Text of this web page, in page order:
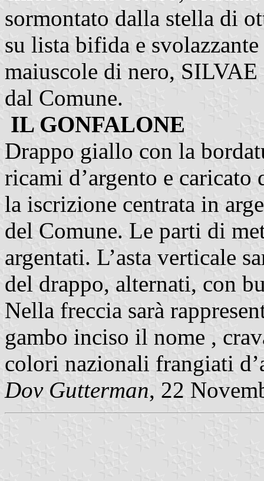
sormontato dalla stella di
su lista bifida e
maiuscole di nero,
dal Comune.
IL GONFALONE
Drappo giallo con la
ricami d’argento e
la iscrizione centrata in
del Comune. Le parti di
argentati. L’asta verticale
del drappo, alternati, con
Nella freccia sarà
gambo inciso il nome ,
colori nazionali frangiati
Dov Gutterman, 22